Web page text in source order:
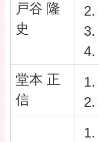
戸谷 隆
史
堂本 正
信